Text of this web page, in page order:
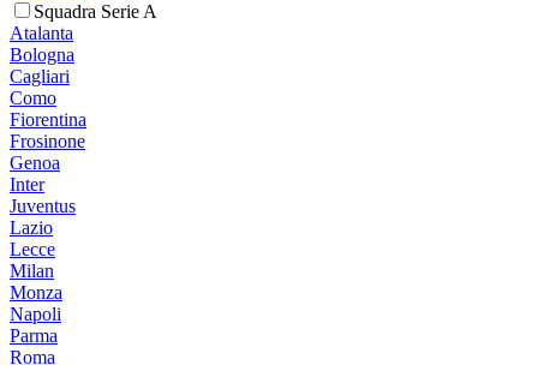
Squadra Serie A
Atalanta
Bologna
Cagliari
Como
Fiorentina
Frosinone
Genoa
Inter
Juventus
Lazio
Lecce
Milan
Monza
Napoli
Parma
Roma